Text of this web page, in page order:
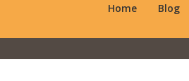
Home Blog